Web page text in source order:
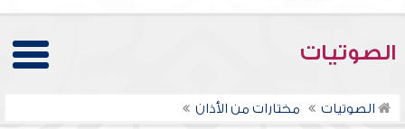
الصوتيات
الصوتيات مختارات من الأذان